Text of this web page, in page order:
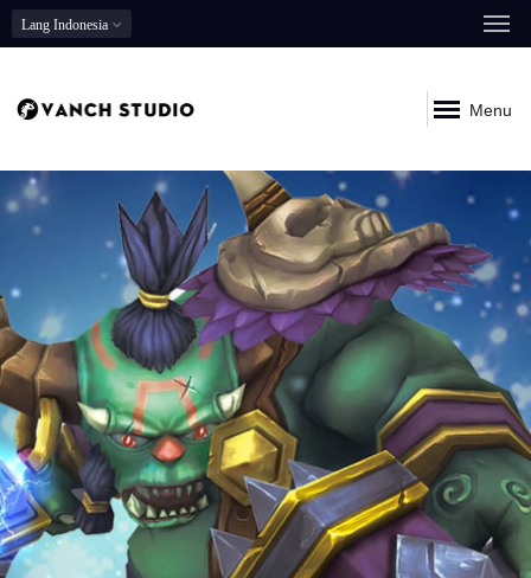
Lang Indonesia
Menu